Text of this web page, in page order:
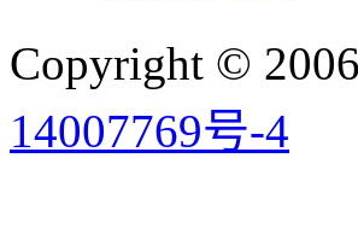
Copyright ©
14007769号-4